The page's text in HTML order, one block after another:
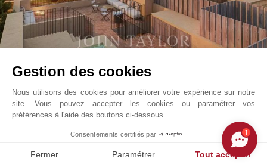
Porto Covo
Comporta, Portugal
705 000 EUR
113 m² 2 Chambres 4 Pièces 69 m²
Gestion des cookies
Nous utilisons des cookies pour améliorer votre expérience sur notre
site. Vous pouvez accepter les cookies ou paramétrer vos
préférences à l'aide des boutons ci-dessous.
Consentements certifiés par
Fermer Paramétrer Tout accepter
1